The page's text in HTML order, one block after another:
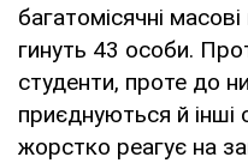
багатомісячні
гинуть 43 особи.
студенти, проте до
приєднуються й інші
жорстко реагує на